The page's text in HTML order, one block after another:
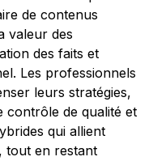
de contenus
valeur des
des faits et
Les professionnels
leurs stratégies,
contrôle de qualité et
qui allient
tout en restant